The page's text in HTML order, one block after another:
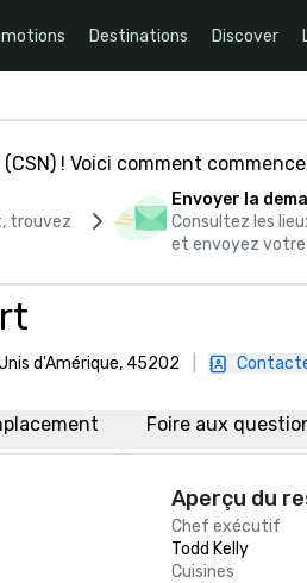
Destinations Discover
! Voici comment
trouvez
Envoyer la
Consultez les
et envoyez votre
d'Amérique, 45202
Foire aux
Aperçu du
Chef exécutif
Todd Kelly
Cuisines